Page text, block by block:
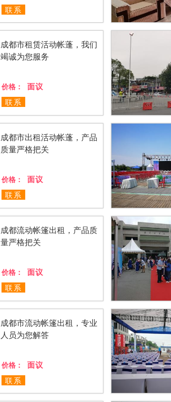
联系
成都市租赁活动帐蓬，我们
竭诚为您服务
价格：
面议
联系
成都市出租活动帐蓬，产品
质量严格把关
价格：
面议
联系
成都流动帐篷出租，产品质
量严格把关
价格：
面议
联系
成都市流动帐篷出租，专业
人员为您解答
价格：
面议
联系